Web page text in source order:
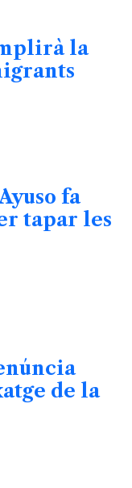
la
fa
tapar les
de la